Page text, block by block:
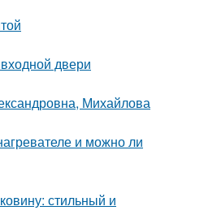
двери
Михайлова
и можно ли
стильный и